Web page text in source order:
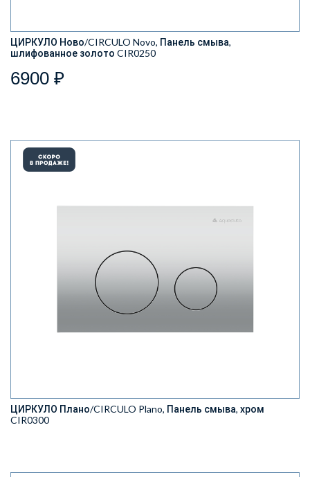
ЦИРКУЛО Ново/CIRCULO Novo, Панель смыва,
шлифованное золото CIR0250
6900 ₽
ЦИРКУЛО Плано/CIRCULO Plano, Панель смыва, хром
CIR0300